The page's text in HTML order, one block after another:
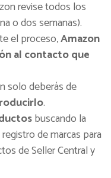
revise todos los
o dos semanas).
el proceso,Amazon
al contacto que
solo deberás de
.
buscando la
de marcas para
de Seller Central y